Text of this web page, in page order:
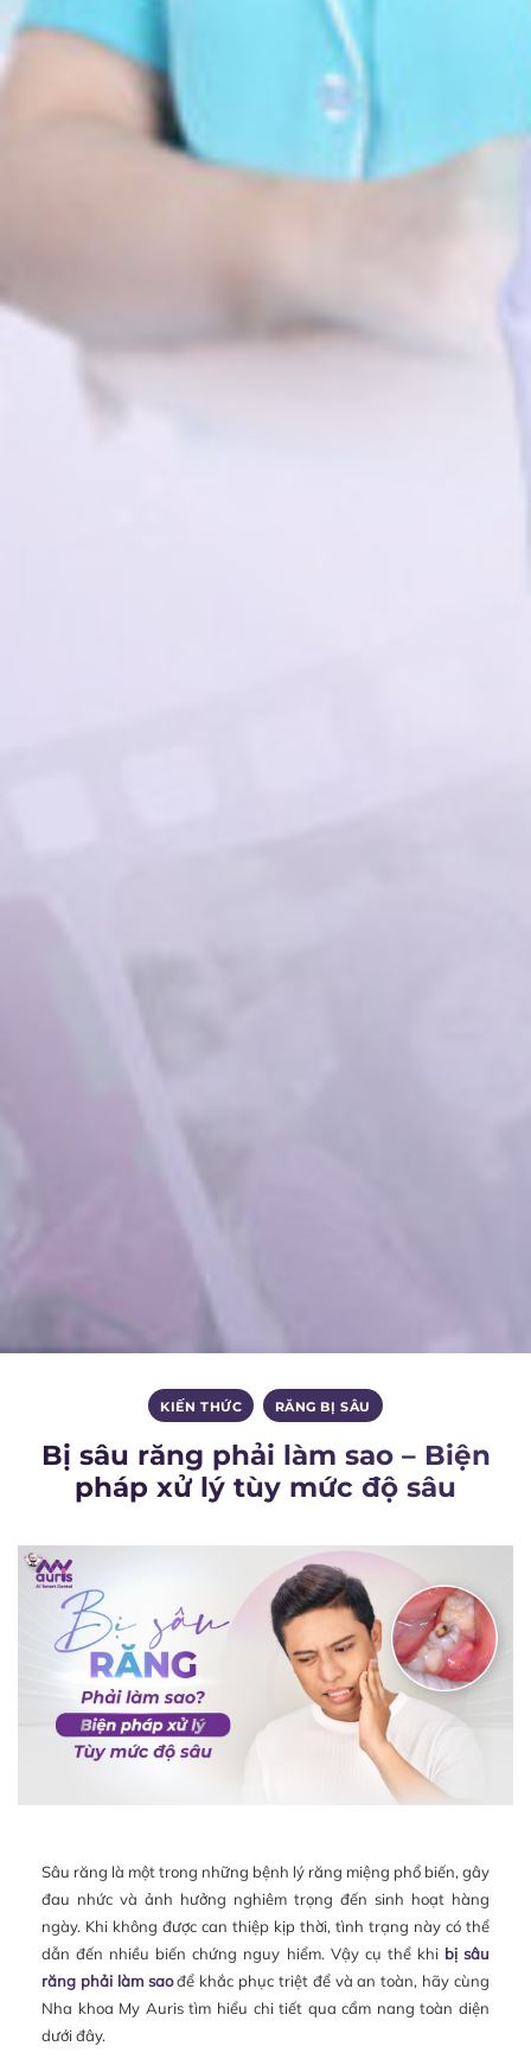
KIẾN THỨC RĂNG BỊ SÂU
Bị sâu răng phải làm sao – Biện
pháp xử lý tùy mức độ sâu
Sâu răng là một trong những bệnh lý răng miệng phổ biến, gây
đau nhức và ảnh hưởng nghiêm trọng đến sinh hoạt hàng
ngày. Khi không được can thiệp kịp thời, tình trạng này có thể
dẫn đến nhiều biến chứng nguy hiểm. Vậy cụ thể khi bị sâu
răng phải làm saođể khắc phục triệt để và an toàn, hãy cùng
Nha khoa My Auris tìm hiểu chi tiết qua cẩm nang toàn diện
dưới đây.